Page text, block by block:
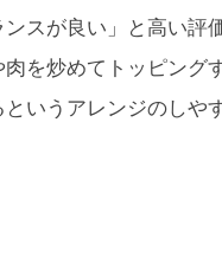
ンスが良い」と高い評
を炒めてトッピング
いうアレンジのしや